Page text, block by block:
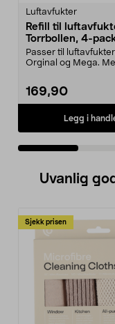
Luftavfukter
Refill til
Torrbollen, 4-
Passer til
Orginal og Mega.
169,90
Legg i
Uvanlig
Sjekk prisen